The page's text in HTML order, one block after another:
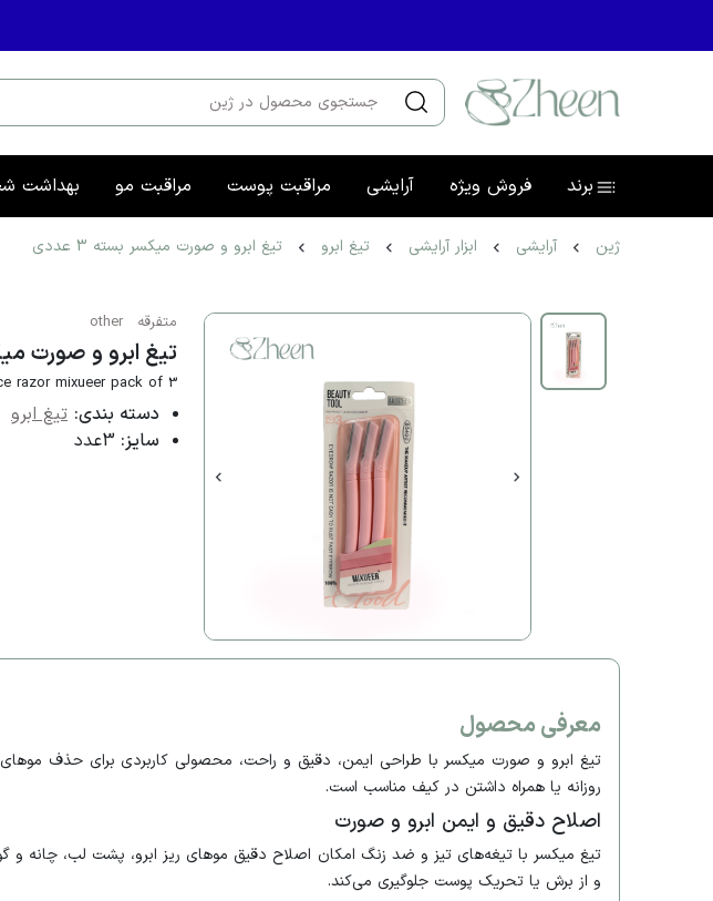
برند فروش ویژه آرایشی مراقبت پوست مراقبت مو بهداشت
ژین آرایشی ابزار آرایشی تیغ ابرو تیغ ابرو و صورت میکسر بسته 3 عددی
متفرقه other
تیغ ابرو و صورت
razor mixueer pack of 3
دسته بندی: تیغ ابرو
سایز: 3عدد
معرفی محصول
روزانه یا همراه داشتن در کیف مناسب است.
اصلاح دقیق و ایمن ابرو و صورت
تیغ میکسر با تیغه‌های تیز و ضد زنگ امکان اصلاح دقیق موهای ریز ابرو، پشت لب، چانه
و از برش یا تحریک پوست جلوگیری می‌کند.